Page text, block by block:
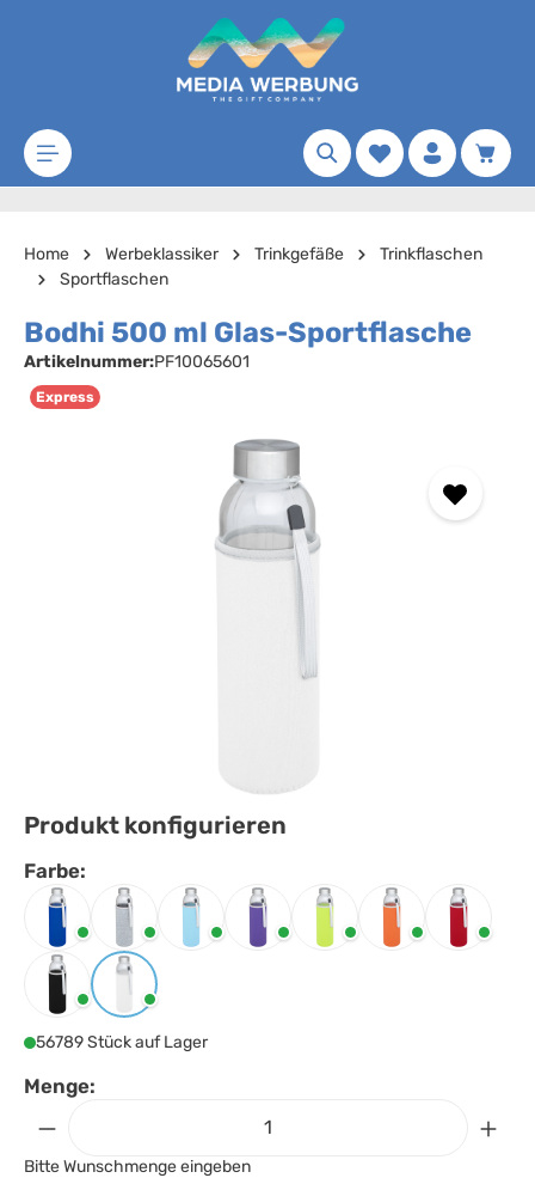
Zum Hauptinhalt springen
Merkzettel
Home Werbeklassiker Trinkgefäße
Trinkflaschen
Sportflaschen
Bodhi 500 ml Glas-Sportflasche
Artikelnummer:PF10065601
Express
Produkt konfigurieren
Farbe:
Farbe auswählen
Blau Grau Hellblau Lila Lindgrün Orange Rot
Schwarz Weiss
56789 Stück auf Lager
Menge:
Bitte Wunschmenge eingeben